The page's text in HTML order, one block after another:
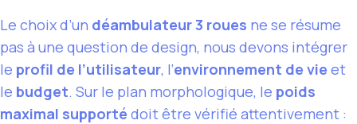
Le choix d’un déambulateur 3 roues ne se résume
pas à une question de design, nous devons intégrer
le profil de l’utilisateur, l’environnement de vie et
le budget. Sur le plan morphologique, le poids
maximal supporté doit être vérifié attentivement :